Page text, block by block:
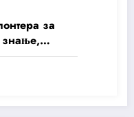
за
као темељ